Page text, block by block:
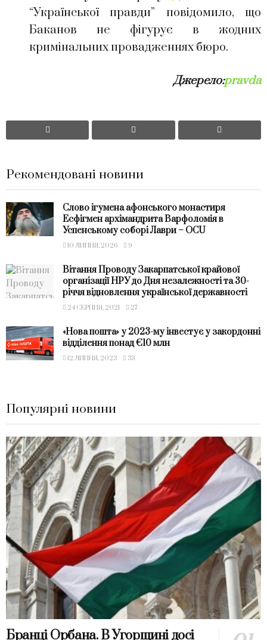
“Української правди” повідомило, що
Баканов не фігурує в жодних
кримінальних провадженнях бюро.
Джерело:pravda
Рекомендовані новини
Слово ігумена афонського монастиря
Есфігмен архімандрита Варфоломія в
Успенському соборі Лаври – OCU
10 ЛИПНЯ, 2026 9
Вітання Проводу Закарпатської крайової
організації НРУ до Дня незалежності та 30-
річчя відновлення української державності
24 СЕРПНЯ, 2021 27
«Нова пошта» у 2023-му інвестує у закордонні
відділення понад €10 млн
12 ЛИПНЯ, 2023 33
Популярні новини
Бранці Орбана. В Угорщині досі